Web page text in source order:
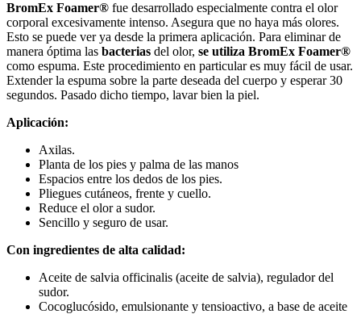
BromEx Foamer® fue desarrollado especialmente contra el olor
corporal excesivamente intenso. Asegura que no haya más olores.
Esto se puede ver ya desde la primera aplicación. Para eliminar de
manera óptima las bacterias del olor, se utiliza BromEx Foamer®
como espuma. Este procedimiento en particular es muy fácil de usar.
Extender la espuma sobre la parte deseada del cuerpo y esperar 30
segundos. Pasado dicho tiempo, lavar bien la piel.
Aplicación:
Axilas.
Planta de los pies y palma de las manos
Espacios entre los dedos de los pies.
Pliegues cutáneos, frente y cuello.
Reduce el olor a sudor.
Sencillo y seguro de usar.
Con ingredientes de alta calidad:
Aceite de salvia officinalis (aceite de salvia), regulador del
sudor.
Cocoglucósido, emulsionante y tensioactivo, a base de aceite